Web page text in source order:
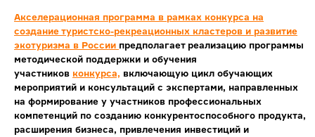
Акселерационная программа в рамках конкурса на
создание туристско-рекреационных кластеров и развитие
экотуризма в России предполагает реализацию программы
методической поддержки и обучения
участников конкурса, включающую цикл обучающих
мероприятий и консультаций с экспертами, направленных
на формирование у участников профессиональных
компетенций по созданию конкурентоспособного продукта,
расширения бизнеса, привлечения инвестиций и